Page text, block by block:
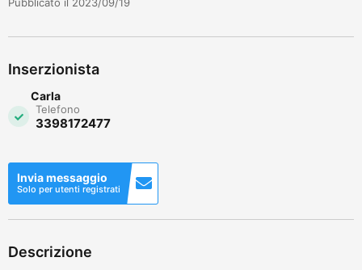
Inserzionista
Carla
Telefono
3398172477
Invia messaggio
Solo per utenti registrati
Descrizione